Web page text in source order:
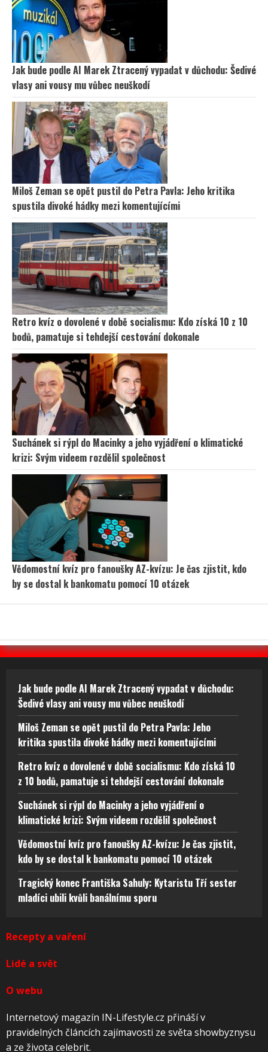
Jak bude podle AI Marek Ztracený vypadat v důchodu: Šedivé
vlasy ani vousy mu vůbec neuškodí
Miloš Zeman se opět pustil do Petra Pavla: Jeho kritika
spustila divoké hádky mezi komentujícími
Retro kvíz o dovolené v době socialismu: Kdo získá 10 z 10
bodů, pamatuje si tehdejší cestování dokonale
Suchánek si rýpl do Macinky a jeho vyjádření o klimatické
krizi: Svým videem rozdělil společnost
Vědomostní kvíz pro fanoušky AZ-kvízu: Je čas zjistit, kdo
by se dostal k bankomatu pomocí 10 otázek
Jak bude podle AI Marek Ztracený vypadat v důchodu:
Šedivé vlasy ani vousy mu vůbec neuškodí
Miloš Zeman se opět pustil do Petra Pavla: Jeho
kritika spustila divoké hádky mezi komentujícími
Retro kvíz o dovolené v době socialismu: Kdo získá 10
z 10 bodů, pamatuje si tehdejší cestování dokonale
Suchánek si rýpl do Macinky a jeho vyjádření o
klimatické krizi: Svým videem rozdělil společnost
Vědomostní kvíz pro fanoušky AZ-kvízu: Je čas zjistit,
kdo by se dostal k bankomatu pomocí 10 otázek
Tragický konec Františka Sahuly: Kytaristu Tří sester
mladíci ubili kvůli banálnímu sporu
Recepty a vaření
Lidé a svět
O webu
Internetový magazín IN-Lifestyle.cz přináší v
pravidelných článcích zajímavosti ze světa showbyznysu
a ze života celebrit.